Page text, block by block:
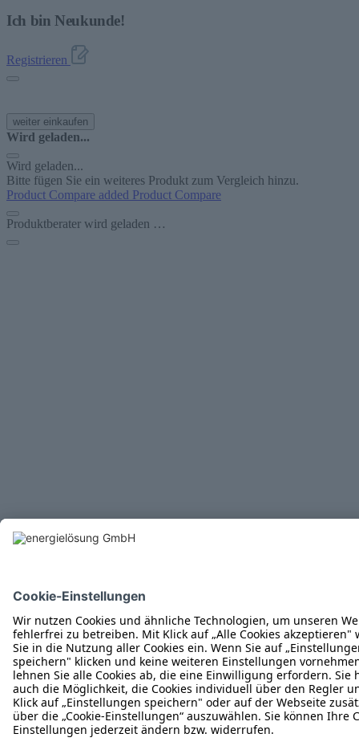
Ich bin Neukunde!
Registrieren
weiter einkaufen
Wird geladen...
Wird geladen...
Bitte fügen Sie ein weiteres Produkt zum Vergleich hinzu.
Product Compare added Product Compare
Produktberater wird geladen …